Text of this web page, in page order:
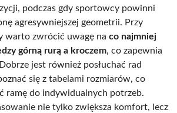
podczas gdy sportowcy powinni
agresywniejszej geometrii. Przy
warto zwrócić uwagę na co najmniej
górną rurą a kroczem, co zapewnia
jest również posłuchać rad
się z tabelami rozmiarów, co
ramę do indywidualnych potrzeb.
nie tylko zwiększa komfort, lecz